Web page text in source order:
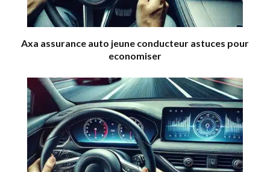
Axa assurance auto jeune conducteur astuces pour
economiser